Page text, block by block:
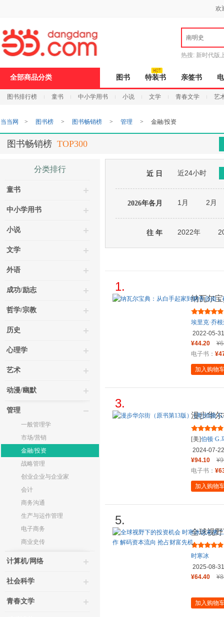
欢
南明史
热搜: 新时代版
全部商品分类 图书 特装书 亲签书
图书排行榜 童书 中小学用书 小说 文学 青春文学 艺
打
开
无
障
页
加
当当网 > 图书榜 > 图书畅销榜 > 管理 > 金融/投资
图书畅销榜 TOP300
分类排行
童书
中小学用书
小说
文学
外语
成功/励志
哲学/宗教
历史
心理学
艺术
动漫/幽默
管理
一般管理学
市场/营销
金融/投资
战略管理
创业企业与企业家
会计
商务沟通
生产与运作管理
电子商务
商业史传
计算机/网络
社会科学
青春文学
近 日 近24小时
2026年各月 1月 2月
往 年 2022年
1.
纳瓦尔
谷知名
埃里克·乔
2022-05-31
¥44.20
电子书：
加入购物
3.
漫步华
尔基尔
[美]伯顿·G.
2024-07-22
¥94.10
电子书：
加入购物
5.
全球视
年作者
时寒冰
2025-08-31
¥64.40
加入购物